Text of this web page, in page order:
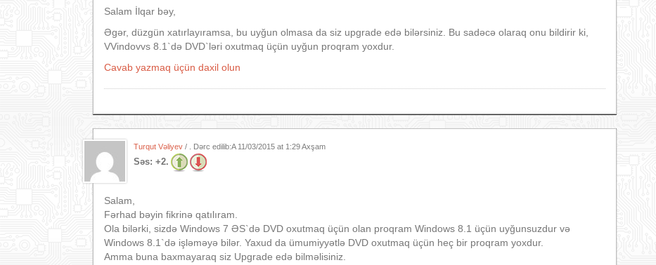
Salam İlqar bəy,
Əgər, düzgün xatırlayıramsa, bu uyğun olmasa da siz upgrade edə bilərsiniz. Bu sadəcə olaraq onu bildirir ki,
VVindovvs 8.1`də DVD`ləri oxutmaq üçün uyğun proqram yoxdur.
Cavab yazmaq üçün daxil olun
Turqut Vəliyev / . Dərc edilib:A 11/03/2015 at 1:29 Axşam
Səs: +2.
Salam,
Fərhad bəyin fikrinə qatılıram.
Ola bilərki, sizdə Windows 7 ƏS`də DVD oxutmaq üçün olan proqram Windows 8.1 üçün uyğunsuzdur və
Windows 8.1`də işləməyə bilər. Yaxud da ümumiyyətlə DVD oxutmaq üçün heç bir proqram yoxdur.
Amma buna baxmayaraq siz Upgrade edə bilməlisiniz.